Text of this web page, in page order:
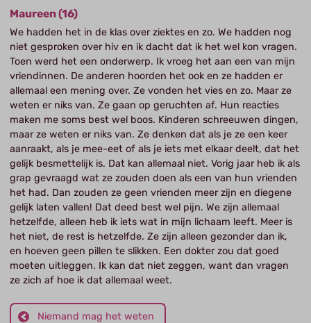
Maureen (16)
We hadden het in de klas over ziektes en zo. We hadden nog
niet gesproken over hiv en ik dacht dat ik het wel kon vragen.
Toen werd het een onderwerp. Ik vroeg het aan een van mijn
vriendinnen. De anderen hoorden het ook en ze hadden er
allemaal een mening over. Ze vonden het vies en zo. Maar ze
weten er niks van. Ze gaan op geruchten af. Hun reacties
maken me soms best wel boos. Kinderen schreeuwen dingen,
maar ze weten er niks van. Ze denken dat als je ze een keer
aanraakt, als je mee-eet of als je iets met elkaar deelt, dat het
gelijk besmettelijk is. Dat kan allemaal niet. Vorig jaar heb ik als
grap gevraagd wat ze zouden doen als een van hun vrienden
het had. Dan zouden ze geen vrienden meer zijn en diegene
gelijk laten vallen! Dat deed best wel pijn. We zijn allemaal
hetzelfde, alleen heb ik iets wat in mijn lichaam leeft. Meer is
het niet, de rest is hetzelfde. Ze zijn alleen gezonder dan ik,
en hoeven geen pillen te slikken. Een dokter zou dat goed
moeten uitleggen. Ik kan dat niet zeggen, want dan vragen
ze zich af hoe ik dat allemaal weet.
Niemand mag het weten